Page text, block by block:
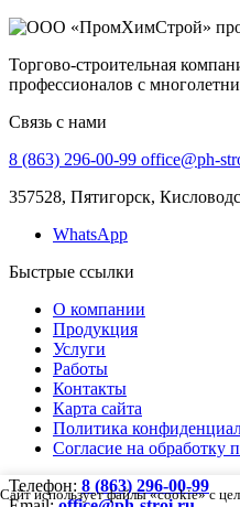
Торгово-строительная
профессионалов с
Связь с нами
8 (863) 296-00-99 office@ph-
357528, Пятигорск,
WhatsApp
Быстрые ссылки
О компании
Продукция
Услуги
Работы
Контакты
Карта сайта
Политика
Согласие на обработку
Телефон: 8 (863) 296-00-99
Сайт использует файлы «cookie» с